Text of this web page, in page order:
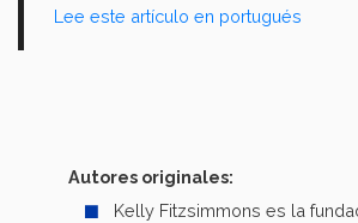
Lee este artículo en portugués
Autores originales:
Kelly Fitzsimmons es la